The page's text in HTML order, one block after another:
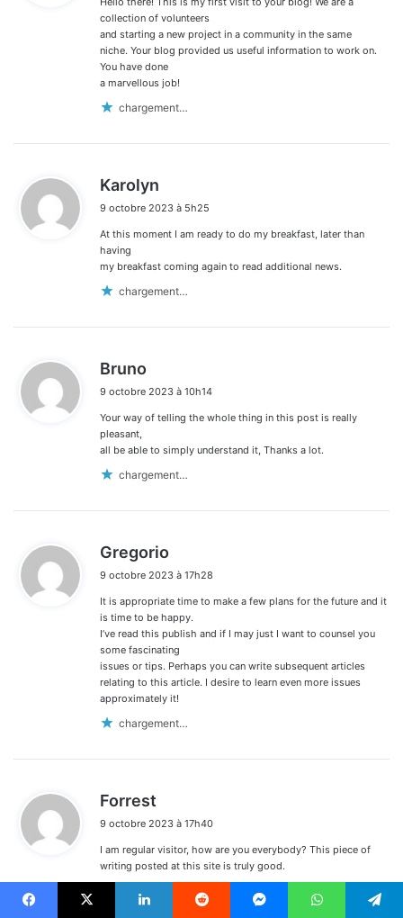
:
collection of volunteers
and starting a new project in a community in the same
niche. Your blog provided us useful information to work on.
You have done
a marvellous job!
chargement…
Karolyn
t
9 octobre 2023 à 5h25
At this moment I am ready to do my breakfast, later than
having
my breakfast coming again to read additional news.
chargement…
Bruno
t
9 octobre 2023 à 10h14
Your way of telling the whole thing in this post is really
pleasant,
all be able to simply understand it, Thanks a lot.
chargement…
Gregorio
t
:
9 octobre 2023 à 17h28
It is appropriate time to make a few plans for the future and it
is time to be happy.
I’ve read this publish and if I may just I want to counsel you
some fascinating
issues or tips. Perhaps you can write subsequent articles
relating to this article. I desire to learn even more issues
approximately it!
chargement…
Forrest
t
:
9 octobre 2023 à 17h40
I am regular visitor, how are you everybody? This piece of
writing posted at this site is truly good.